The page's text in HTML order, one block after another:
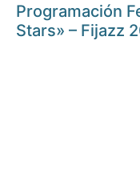
Programación
Stars» – Fijazz